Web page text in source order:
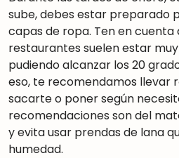
sube, debes estar preparado
capas de ropa. Ten en cuenta
restaurantes suelen estar
pudiendo alcanzar los 20
eso, te recomendamos llevar
sacarte o poner según
recomendaciones son del
y evita usar prendas de lana
humedad.